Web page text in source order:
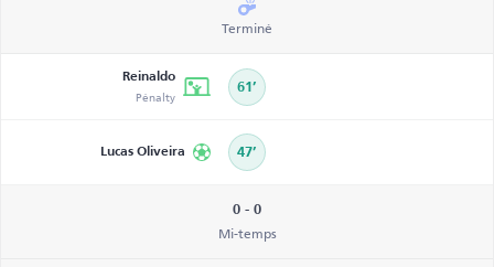
Terminé
Reinaldo
Pénalty 61’
Lucas Oliveira 47’
0 - 0
Mi-temps